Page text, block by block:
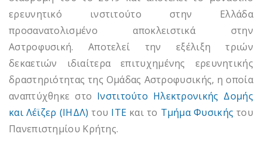
ερευνητικό ινστιτούτο στην Ελλάδα
προσανατολισμένο αποκλειστικά στην
Αστροφυσική. Αποτελεί την εξέλιξη τριών
δεκαετιών ιδιαίτερα επιτυχημένης ερευνητικής
δραστηριότητας της Ομάδας Αστροφυσικής, η οποία
αναπτύχθηκε στο Ινστιτούτο Ηλεκτρονικής Δομής
και Λέϊζερ (ΙΗΔΛ) του ΙΤΕ και το Τμήμα Φυσικής του
Πανεπιστημίου Κρήτης.